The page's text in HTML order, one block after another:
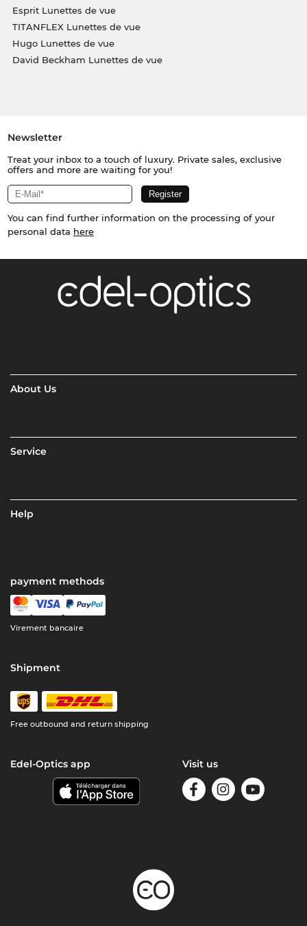
Esprit Lunettes de vue
TITANFLEX Lunettes de vue
Hugo Lunettes de vue
David Beckham Lunettes de vue
Newsletter
Treat your inbox to a touch of luxury. Private sales, exclusive
offers and more are waiting for you!
You can find further information on the processing of your
personal data here
About Us
Service
Help
payment methods
Virement bancaire
Shipment
Free outbound and return shipping
Edel-Optics app Visit us